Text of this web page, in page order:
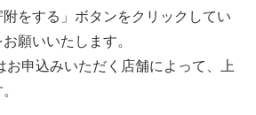
をする」ボタンをクリックしてい
願いいたします。
申込みいただく店舗によって、上